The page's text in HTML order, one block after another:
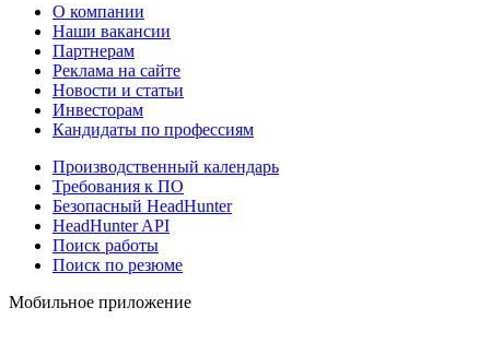
О компании
Наши вакансии
Партнерам
Реклама на сайте
Новости и статьи
Инвесторам
Кандидаты по профессиям
Производственный календарь
Требования к ПО
Безопасный HeadHunter
HeadHunter API
Поиск работы
Поиск по резюме
Мобильное приложение